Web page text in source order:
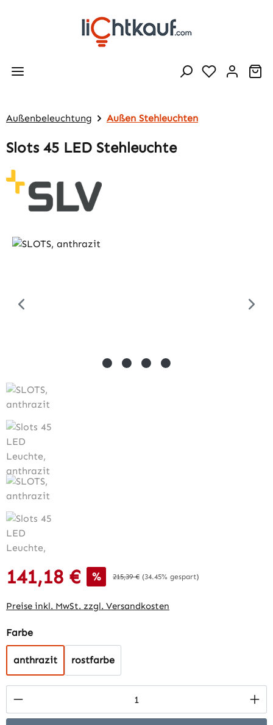
Zum Hauptinhalt springen
Außenbeleuchtung Außen Stehleuchten
Slots 45 LED Stehleuchte
Bildergalerie überspringen
Verkaufspreis:
141,18 € % Regulärer Preis:
215,39 € (34.45% gespart)
Preise inkl. MwSt. zzgl. Versandkosten
Farbeauswählen
anthrazit rostfarbe
Produkt Anzahl: Gib den gewünschten